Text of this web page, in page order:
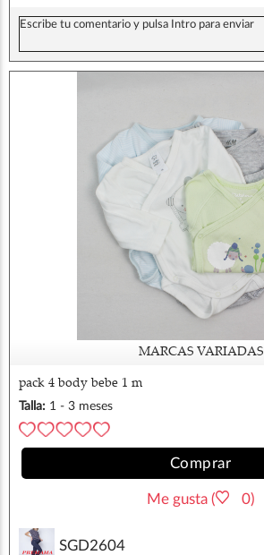
MARCAS VARIADAS
pack 4 body bebe 1 m
Talla: 1 - 3 meses
Comprar
Me gusta ( 0)
SGD2604